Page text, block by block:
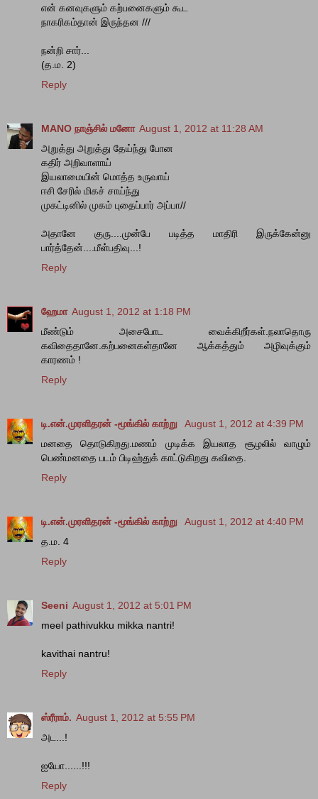
என் கனவுகளும் கற்பனைகளும் கூட
நாகரிகம்தான் இருந்தன ///
நன்றி சார்...
(த.ம. 2)
Reply
MANO நாஞ்சில் மனோ August 1, 2012 at 11:28 AM
அறுத்து அறுத்து தேய்ந்து போன
கதிர் அறிவாளாய்
இயலாமையின் மொத்த உருவாய்
ஈசி சேரில் மிகச் சாய்ந்து
முகட்டினில் முகம் புதைப்பார் அப்பா//
அதானே குரு....முன்பே படித்த மாதிரி இருக்கேன்னு
பார்த்தேன்....மீள்பதிவு...!
Reply
ஹேமா August 1, 2012 at 1:18 PM
மீண்டும் அசைபோட வைக்கிறீர்கள்.நலாதொரு
கவிதைதானே.கற்பனைகள்தானே ஆக்கத்தும் அழிவுக்கும்
காரணம் !
Reply
டி.என்.முரளிதரன் -மூங்கில் காற்று
August 1, 2012 at 4:39 PM
மனதை தொடுகிறது.மணம் முடிக்க இயலாத சூழலில் வாழும்
பெண்மனதை படம் பிடிஹ்துக் காட்டுகிறது கவிதை.
Reply
டி.என்.முரளிதரன் -மூங்கில் காற்று
August 1, 2012 at 4:40 PM
த.ம. 4
Reply
Seeni August 1, 2012 at 5:01 PM
meel pathivukku mikka nantri!
kavithai nantru!
Reply
ஸ்ரீராம். August 1, 2012 at 5:55 PM
அட...!
ஐயோ......!!!
Reply